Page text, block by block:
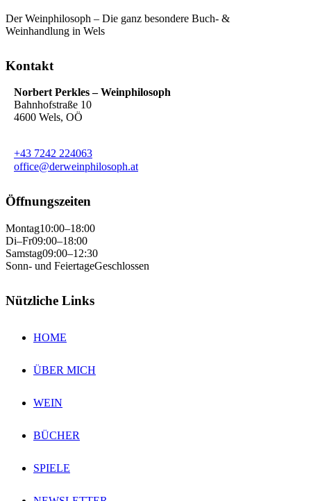
Der Weinphilosoph – Die ganz besondere Buch- &
Weinhandlung in Wels
Kontakt
Norbert Perkles – Weinphilosoph
Bahnhofstraße 10
4600 Wels, OÖ
+43 7242 224063
office@derweinphilosoph.at
Öffnungszeiten
Montag10:00–18:00
Di–Fr09:00–18:00
Samstag09:00–12:30
Sonn- und FeiertageGeschlossen
Nützliche Links
HOME
ÜBER MICH
WEIN
BÜCHER
SPIELE